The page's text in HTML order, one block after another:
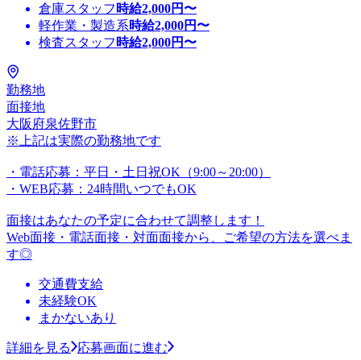
倉庫スタッフ 時給2,000円〜
軽作業・製造系時給2,000円〜
検査スタッフ 時給2,000円〜
勤務地
面接地
大阪府泉佐野市
※上記は実際の勤務地です
・電話応募：平日・土日祝OK（9:00～20:00）
・WEB応募：24時間いつでもOK
面接はあなたの予定に合わせて調整します！
Web面接・電話面接・対面面接から、ご希望の方法を選べま
す◎
交通費支給
未経験OK
まかないあり
詳細を見る 応募画面に進む